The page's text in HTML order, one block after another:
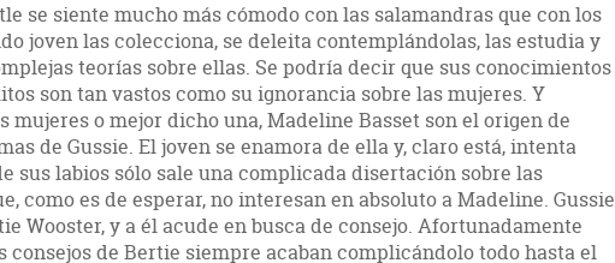
se siente mucho más cómodo con las salamandras que con los
joven las colecciona, se deleita contemplándolas, las estudia y
teorías sobre ellas. Se podría decir que sus conocimientos
son tan vastos como su ignorancia sobre las mujeres. Y
mujeres o mejor dicho una, Madeline Basset son el origen de
de Gussie. El joven se enamora de ella y, claro está, intenta
sus labios sólo sale una complicada disertación sobre las
como es de esperar, no interesan en absoluto a Madeline. Gussie
Wooster, y a él acude en busca de consejo. Afortunadamente
consejos de Bertie siempre acaban complicándolo todo hasta el